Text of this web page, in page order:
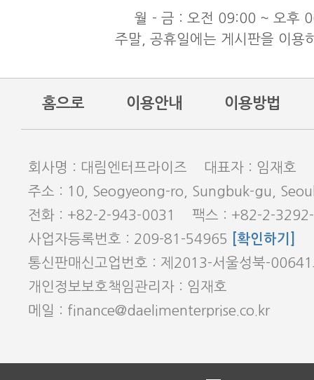
월 - 금 : 오전 09:00 ~ 오후
주말, 공휴일에는 게시판을 이용
홈으로 이용안내 이용방법
회사명 : 대림엔터프라이즈 대표자 : 임재호
주소 : 10, Seogyeong-ro, Sungbuk-gu,
전화 : +82-2-943-0031 팩스 : +82-2-
사업자등록번호 : 209-81-54965
[확인하기]
통신판매신고업번호 : 제2013-서울성북-
개인정보보호책임관리자 : 임재호
메일 : finance@daelimenterprise.co.kr